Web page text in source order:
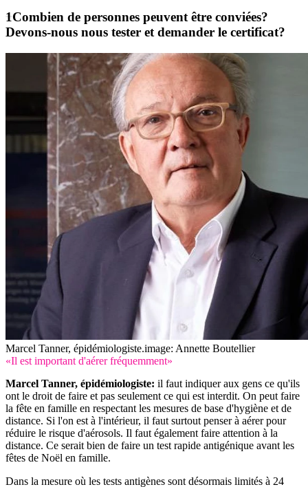
Combien de personnes peuvent être conviées?
Devons-nous nous tester et demander le certificat?
Marcel Tanner, épidémiologiste.image: Annette Boutellier
«Il est important d'aérer fréquemment»
Marcel Tanner, épidémiologiste: il faut indiquer aux gens ce qu'ils
ont le droit de faire et pas seulement ce qui est interdit. On peut faire
la fête en famille en respectant les mesures de base d'hygiène et de
distance. Si l'on est à l'intérieur, il faut surtout penser à aérer pour
réduire le risque d'aérosols. Il faut également faire attention à la
distance. Ce serait bien de faire un test rapide antigénique avant les
fêtes de Noël en famille.
Dans la mesure où les tests antigènes sont désormais limités à 24